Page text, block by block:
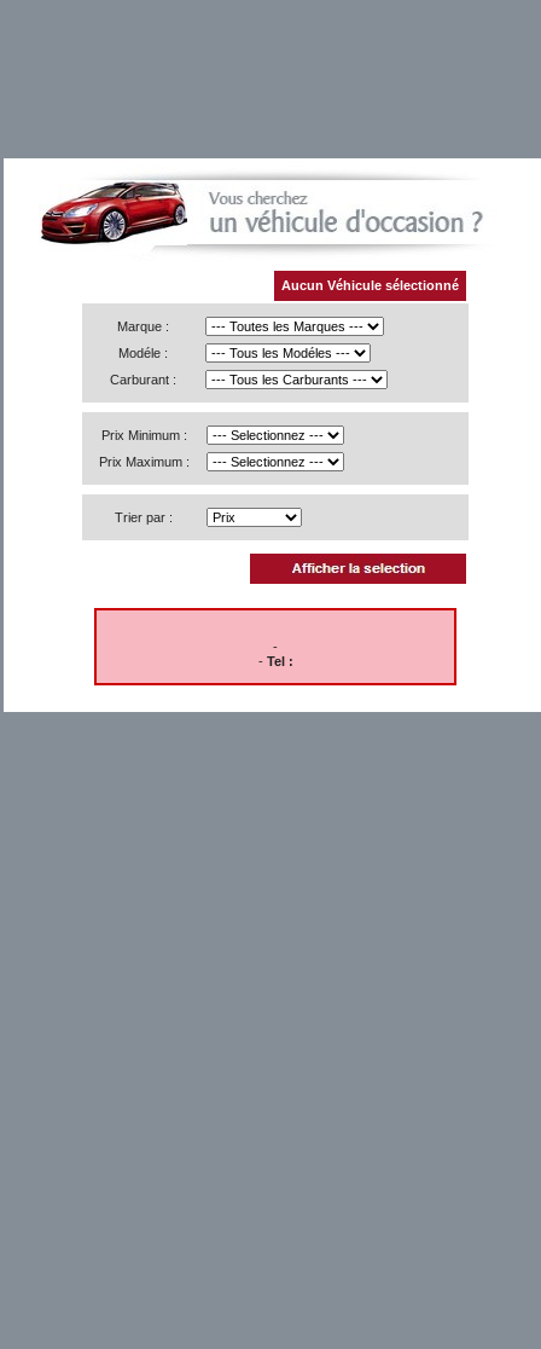
Aucun Véhicule sélectionné
Marque :
Modéle :
Carburant :
Prix Minimum :
Prix Maximum :
Trier par :
-
- Tel :